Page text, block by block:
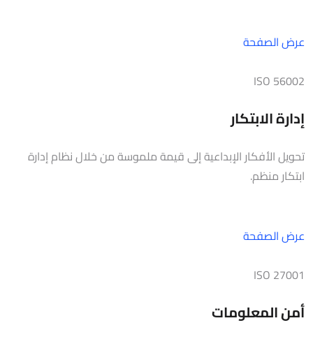
عرض الصفحة
ISO 56002
إدارة الابتكار
تحويل الأفكار الإبداعية إلى قيمة ملموسة من خلال نظام إدارة
ابتكار منظم.
عرض الصفحة
ISO 27001
أمن المعلومات